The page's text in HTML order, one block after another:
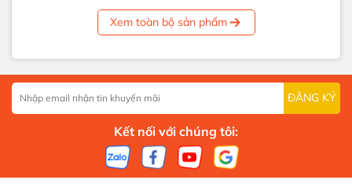
Xem toàn bộ sản phẩm
ĐĂNG KÝ
Kết nối với chúng tôi: